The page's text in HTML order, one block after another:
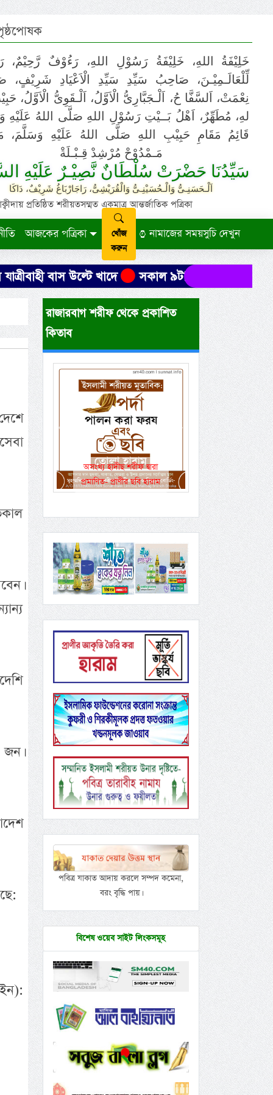
خَلِيْفَةُ اللهِ، خَلِيْفَةُ رَسُوْلِ اللهِ، رَءُوْفٌ رَّحِيْمٌ،
لِّلْعَالَـمِيْـنَ، صَاحِبُ سَيِّدِ سَيِّدِ الْاَعْيَادِ شَرِيْفٍ،
نِعْمَتْ، اَلسَّفَّا حُ، اَلْـجَبَّارِىُّ الْاَوَّلُ، اَلْـقَوِىُّ الْاَوَّلُ،
لهِ، مُطَهِّرٌ، اَهْلُ بَــيْتِ رَسُوْلِ اللهِ صَلَّى اللهُ عَلَيْهِ
قَائِمُ مَقَامِ حَبِيْبِ اللهِ صَلَّى اللهُ عَلَيْهِ وَسَلَّمَ،
مَـمْدُوْحْ مُرْشِدْ قِـبْـلَةْ
سَيِّدُنَا حَضْرَتْ سُلْطَانٌ نَّصِيْـرٌ عَلَيْهِ
اَلْـحَسَنِـىُّ وَالْـحُسَيْنِـىُّ وَالْقُرَيْشِىُّ، رَاجَارْبَاغُ شَرِيْفٌ، دَاكَا
প্রতিষ্ঠিত শরীয়তসম্মত একমাত্র আন্তর্জাতিক পত্রিকা
আজকের পত্রিকা
খোঁজ
করুন
নামাজের সময়সুচি দেখুন
বাস উল্টে খাদে সকাল ৯টার মধ্যে যেসব জেলায় ৬০
রাজারবাগ শরীফ থেকে প্রকাশিত
কিতাব
একই রানওয়েতে সামরিক-
বেসামরিক ফ্লাইট!
পবিত্র যাকাত আদায় করলে সম্পদ কমেনা,
বরং বৃদ্ধি পায়।
বিশেষ ওয়েব সাইট লিংকসমূহ